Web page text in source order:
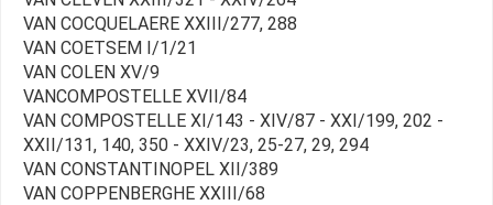
VAN COCQUELAERE XXIII/277, 288
VAN COETSEM I/1/21
VAN COLEN XV/9
VANCOMPOSTELLE XVII/84
VAN COMPOSTELLE XI/143 - XIV/87 - XXI/199, 202 -
XXII/131, 140, 350 - XXIV/23, 25-27, 29, 294
VAN CONSTANTINOPEL XII/389
VAN COPPENBERGHE XXIII/68